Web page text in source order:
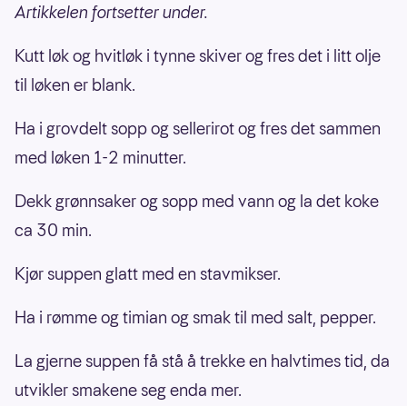
Artikkelen fortsetter under.
Kutt løk og hvitløk i tynne skiver og fres det i litt olje
til løken er blank.
Ha i grovdelt sopp og sellerirot og fres det sammen
med løken 1-2 minutter.
Dekk grønnsaker og sopp med vann og la det koke
ca 30 min.
Kjør suppen glatt med en stavmikser.
Ha i rømme og timian og smak til med salt, pepper.
La gjerne suppen få stå å trekke en halvtimes tid, da
utvikler smakene seg enda mer.